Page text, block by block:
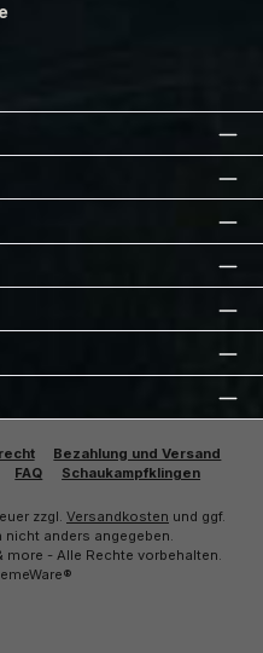
Bezahlung und Versand
FAQ Schaukampfklingen
zzgl. Versandkosten und ggf.
nicht anders angegeben.
more - Alle Rechte vorbehalten.